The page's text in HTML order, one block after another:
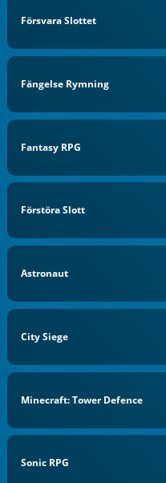
Försvara Slottet
Fängelse Rymning
Fantasy RPG
Förstöra Slott
Astronaut
City Siege
Minecraft: Tower Defence
Sonic RPG